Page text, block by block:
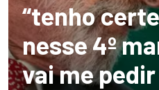
“tenho
nesse 4º
vai me